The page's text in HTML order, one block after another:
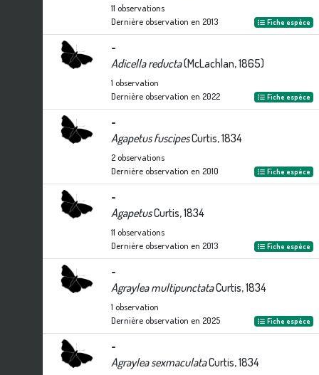
11 observations
Dernière observation en 2013 Fiche espèce
-
Adicella reducta(McLachlan, 1865)
1 observation
Dernière observation en 2022 Fiche espèce
-
Agapetus fuscipesCurtis, 1834
2observations
Dernière observation en 2010 Fiche espèce
-
AgapetusCurtis, 1834
11 observations
Dernière observation en 2013 Fiche espèce
-
Agraylea multipunctataCurtis, 1834
1 observation
Dernière observation en 2025 Fiche espèce
-
Agraylea sexmaculataCurtis, 1834